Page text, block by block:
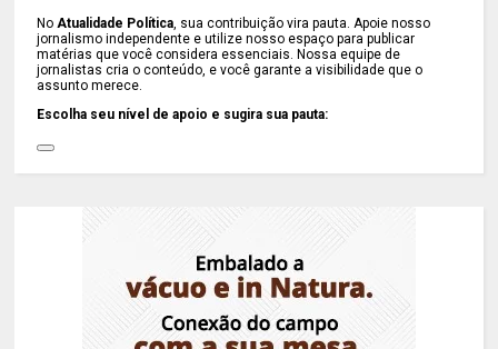
NoAtualidade Política, sua contribuição vira pauta. Apoie nosso
jornalismo independente e utilize nosso espaço para publicar
matérias que você considera essenciais. Nossa equipe de
jornalistas cria o conteúdo, e você garante a visibilidade que o
assunto merece.
Escolha seu nível de apoio e sugira sua pauta: